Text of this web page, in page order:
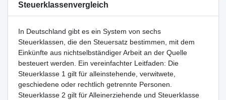
Steuerklassenvergleich
In Deutschland gibt es ein System von sechs
Steuerklassen, die den Steuersatz bestimmen, mit dem
Einkünfte aus nichtselbständiger Arbeit an der Quelle
besteuert werden. Ein vereinfachter Leitfaden: Die
Steuerklasse 1 gilt für alleinstehende, verwitwete,
geschiedene oder rechtlich getrennte Personen.
Steuerklasse 2 gilt für Alleinerziehende und Steuerklasse